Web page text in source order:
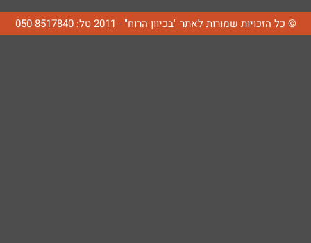
© כל הזכויות שמורות לאתר "בכיוון הרוח" - 2011 טל: 050-8517840